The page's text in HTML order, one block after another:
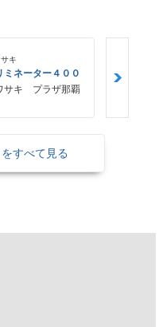
キ
ミネーター４００
サキ プラザ那覇
すべて見る